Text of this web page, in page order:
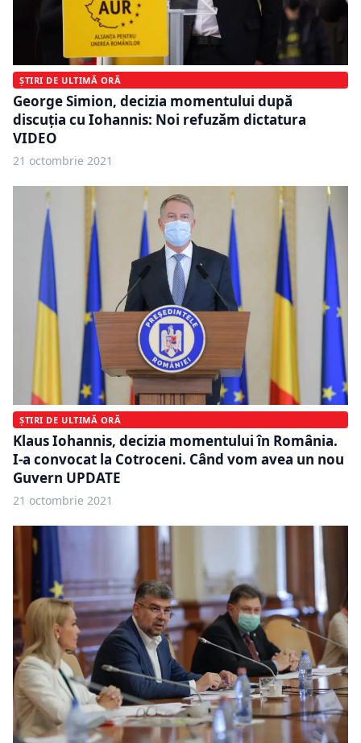
ȘTIRI DE ULTIMĂ ORĂ
George Simion, decizia momentului după
discuția cu Iohannis: Noi refuzăm dictatura
VIDEO
21 octombrie 2021
ȘTIRI DE ULTIMĂ ORĂ
Klaus Iohannis, decizia momentului în România.
I-a convocat la Cotroceni. Când vom avea un nou
Guvern UPDATE
21 octombrie 2021